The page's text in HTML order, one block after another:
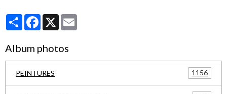
PartagerFacebook
X
Album photos
PEINTURES 1156